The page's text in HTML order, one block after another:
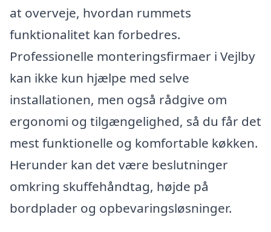
at overveje, hvordan rummets
funktionalitet kan forbedres.
Professionelle monteringsfirmaer i Vejlby
kan ikke kun hjælpe med selve
installationen, men også rådgive om
ergonomi og tilgængelighed, så du får det
mest funktionelle og komfortable køkken.
Herunder kan det være beslutninger
omkring skuffehåndtag, højde på
bordplader og opbevaringsløsninger.